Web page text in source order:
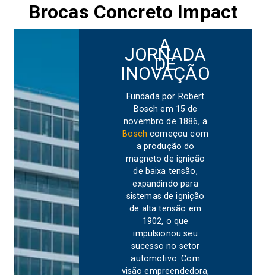
Brocas Concreto Impact
A
JORNADA
DE
INOVAÇÃO
Fundada por Robert
Bosch em 15 de
novembro de 1886, a
Bosch começou com
a produção do
magneto de ignição
de baixa tensão,
expandindo para
sistemas de ignição
de alta tensão em
1902, o que
impulsionou seu
sucesso no setor
automotivo. Com
visão empreendedora,